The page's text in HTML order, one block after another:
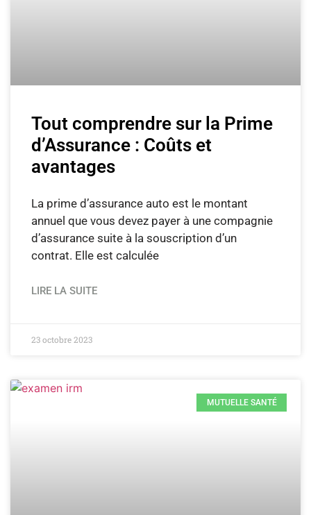
Tout comprendre sur la Prime
d’Assurance : Coûts et
avantages
La prime d’assurance auto est le montant
annuel que vous devez payer à une compagnie
d’assurance suite à la souscription d’un
contrat. Elle est calculée
LIRE LA SUITE
23 octobre 2023
MUTUELLE SANTÉ